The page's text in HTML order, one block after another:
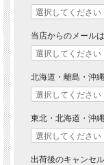
当店からのメール
北海道・離島・沖
東北・北海道・沖
出荷後のキャンセ